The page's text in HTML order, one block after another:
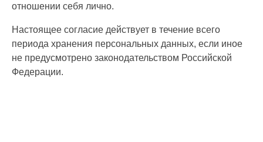
отношении себя лично.
Настоящее согласие действует в течение всего
периода хранения персональных данных, если иное
не предусмотрено законодательством Российской
Федерации.